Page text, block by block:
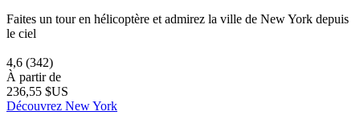
Faites un tour en hélicoptère et admirez la ville de New York depuis
le ciel
4,6 (342)
À partir de
236,55 $US
Découvrez New York